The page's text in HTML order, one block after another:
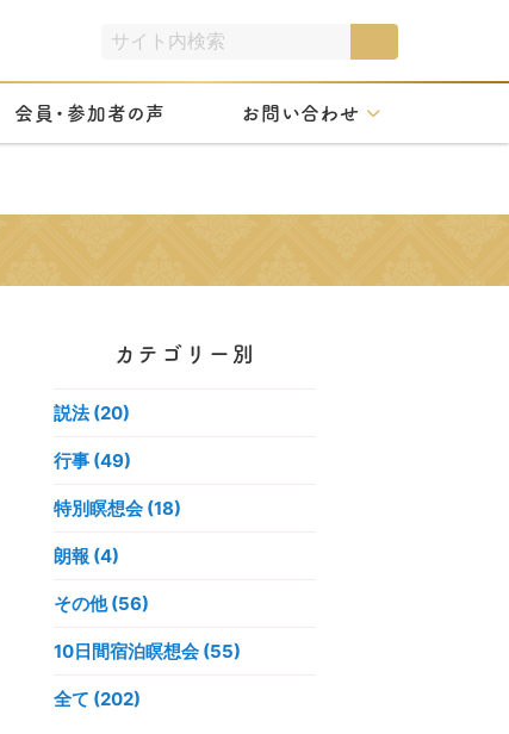
会員・参加者の声 お問い合わせ
カテゴリー別
説法 (20)
行事 (49)
特別瞑想会 (18)
朗報 (4)
その他 (56)
10日間宿泊瞑想会 (55)
全て (202)